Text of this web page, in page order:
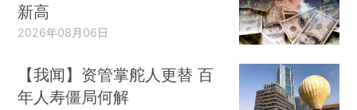
新高
2026年08月06日
【我闻】资管掌舵人更替 百
年人寿僵局何解